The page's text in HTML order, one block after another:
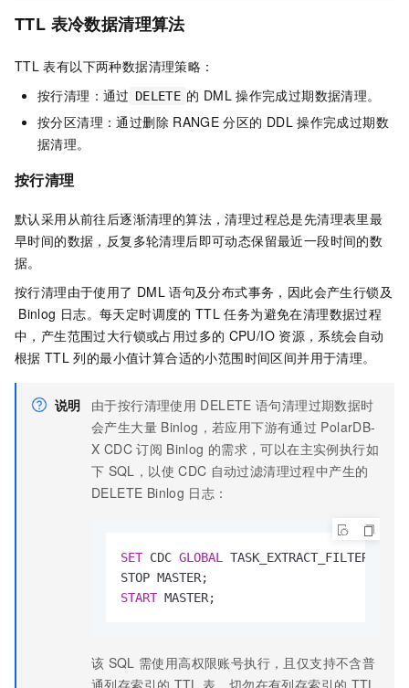
TTL 表冷数据清理算法
TTL 表有以下两种数据清理策略：
按行清理：通过 DELETE 的 DML 操作完成过期数据清理。
按分区清理：通过删除 RANGE 分区的 DDL 操作完成过期数
据清理。
按行清理
默认采用从前往后逐渐清理的算法，清理过程总是先清理表里最
早时间的数据，反复多轮清理后即可动态保留最近一段时间的数
据。
按行清理由于使用了 DML 语句及分布式事务，因此会产生行锁及
Binlog 日志。每天定时调度的 TTL 任务为避免在清理数据过程
中，产生范围过大行锁或占用过多的 CPU/IO 资源，系统会自动
根据 TTL 列的最小值计算合适的小范围时间区间并用于清理。
说明 由于按行清理使用 DELETE 语句清理过期数据时
会产生大量 Binlog，若应用下游有通过 PolarDB-
X CDC 订阅 Binlog 的需求，可以在主实例执行如
下 SQL，以使 CDC 自动过滤清理过程中产生的
DELETE Binlog 日志：
SET CDC GLOBAL
START MASTER;
该 SQL 需使用高权限账号执行，且仅支持不含普
通列存索引的 TTL 表，切勿在有列存索引的 TTL